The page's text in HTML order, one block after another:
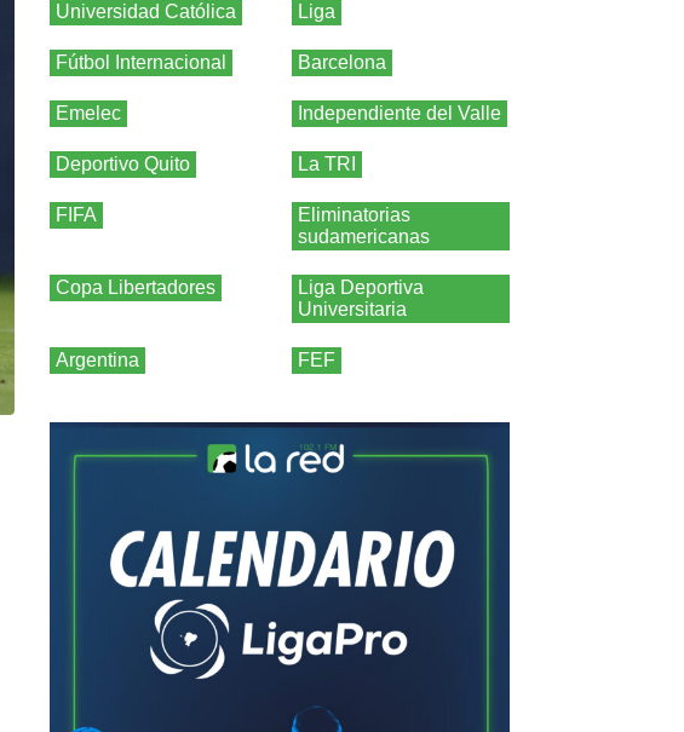
Universidad Católica Liga
Fútbol Internacional Barcelona
Emelec Independiente del Valle
Deportivo Quito La TRI
FIFA
Eliminatorias
sudamericanas
Copa Libertadores
Liga Deportiva
Universitaria
Argentina FEF